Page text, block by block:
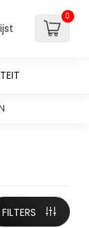
0
FILTERS